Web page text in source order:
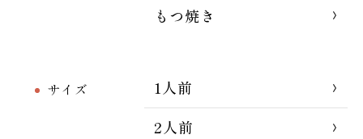
もつ焼き
サイズ
1人前
2人前